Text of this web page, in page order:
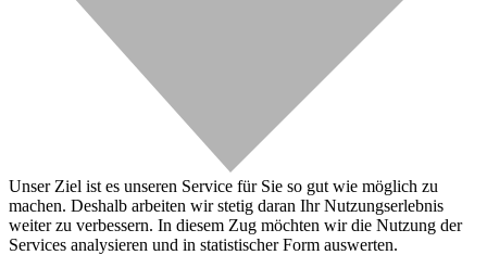
Unser Ziel ist es unseren Service für Sie so gut wie möglich zu
machen. Deshalb arbeiten wir stetig daran Ihr Nutzungserlebnis
weiter zu verbessern. In diesem Zug möchten wir die Nutzung der
Services analysieren und in statistischer Form auswerten.